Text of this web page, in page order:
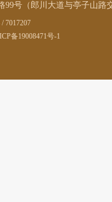
号（郎川大道与亭子山路
7017207
备19008471号-1